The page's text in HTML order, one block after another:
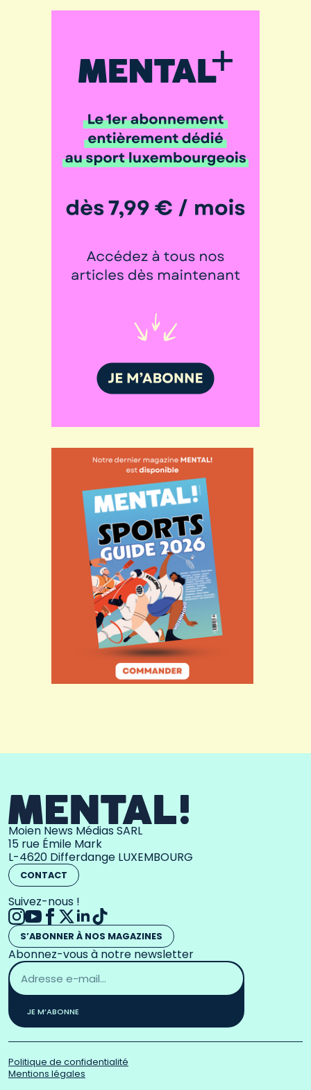
Moien News Médias SARL
15 rue Émile Mark
L-4620 Differdange LUXEMBOURG
CONTACT
Suivez-nous !
S’ABONNER À NOS MAGAZINES
Abonnez-vous à notre newsletter
Adresse
email
*
JE M’ABONNE
Politique de confidentialité
Mentions légales